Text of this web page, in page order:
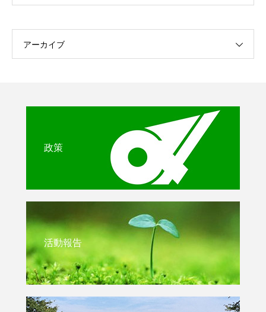
アーカイブ
政策
活動報告